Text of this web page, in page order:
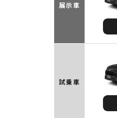
展示車
試乗車